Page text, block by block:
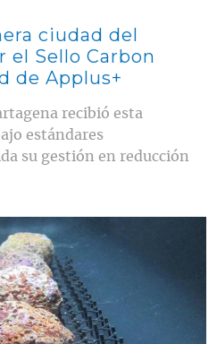
ciudad del
el Sello Carbon
de Applus+
recibió esta
estándares
su gestión en reducción